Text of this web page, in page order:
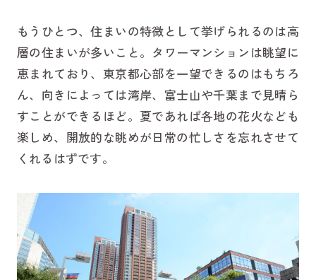
もうひとつ、住まいの特徴として挙げられるのは高
層の住まいが多いこと。タワーマンションは眺望に
恵まれており、東京都心部を一望できるのはもちろ
ん、向きによっては湾岸、富士山や千葉まで見晴ら
すことができるほど。夏であれば各地の花火なども
楽しめ、開放的な眺めが日常の忙しさを忘れさせて
くれるはずです。